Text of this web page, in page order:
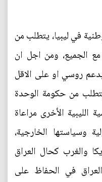
في ليبيا، يتطلب من
مع الجميع، ومن اجل ان
روسي او على الاقل
من حكومة الوحدة
الليبية الأخرى مراعاة
وسياستها الخارجية،
والغرب كحال العراق
في الحفاظ على